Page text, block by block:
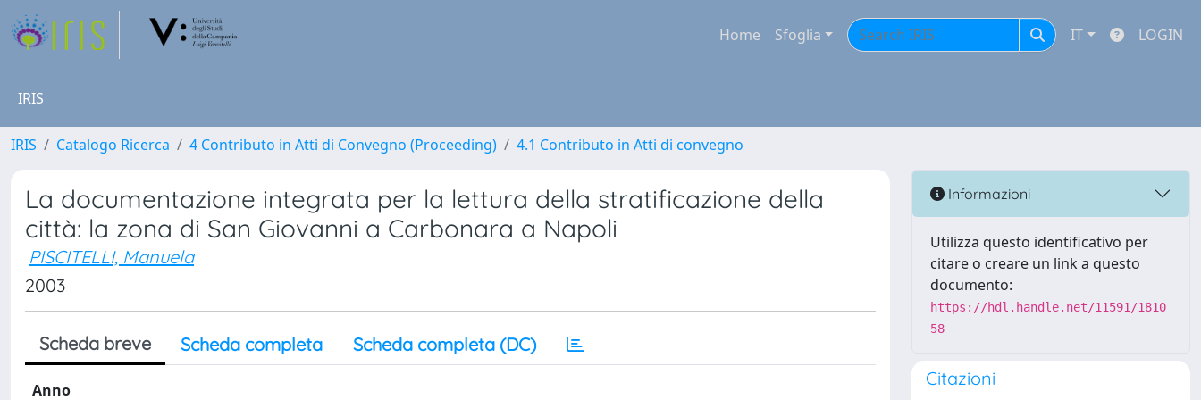
Home Sfoglia IT LOGIN
IRIS
IRIS Catalogo Ricerca 4 Contributo in Atti di Convegno (Proceeding) 4.1 Contributo in Atti di convegno
La documentazione integrata per la lettura della stratificazione della
città: la zona di San Giovanni a Carbonara a Napoli
PISCITELLI, Manuela
2003
Scheda breve Scheda completa Scheda completa (DC)
Anno
Informazioni
Utilizza questo identificativo per
citare o creare un link a questo
documento:
https://hdl.handle.net/11591/1810
58
Citazioni